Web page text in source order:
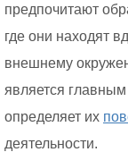
предпочитают
где они находят
внешнему
является
определяет их
деятельности.